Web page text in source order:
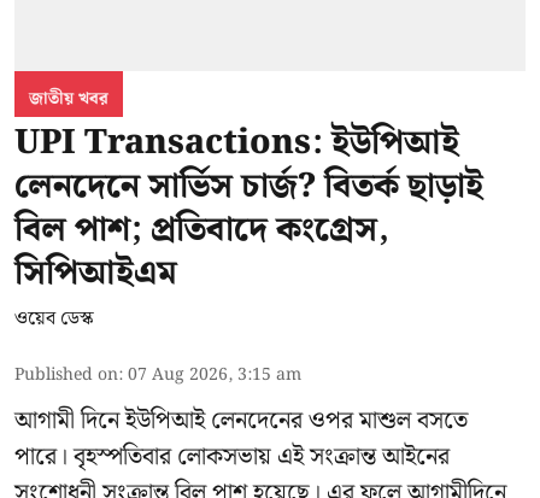
জাতীয় খবর
UPI Transactions: ইউপিআই
লেনদেনে সার্ভিস চার্জ? বিতর্ক ছাড়াই
বিল পাশ; প্রতিবাদে কংগ্রেস,
সিপিআইএম
ওয়েব ডেস্ক
Published on:07 Aug 2026, 3:15 am
আগামী দিনে ইউপিআই লেনদেনের ওপর মাশুল বসতে
পারে। বৃহস্পতিবার লোকসভায় এই সংক্রান্ত আইনের